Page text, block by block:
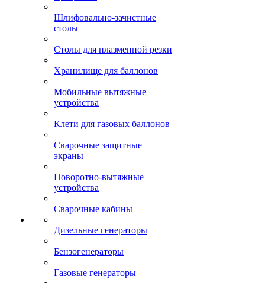
Шлифовально-зачистные
столы
Столы для плазменной резки
Хранилище для баллонов
Мобильные вытяжные
устройства
Клети для газовых баллонов
Сварочные защитные
экраны
Поворотно-вытяжные
устройства
Сварочные кабины
Дизельные генераторы
Бензогенераторы
Газовые генераторы